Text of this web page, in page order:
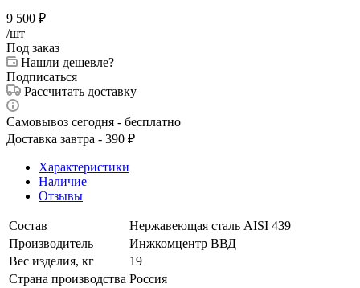
9 500 ₽
/шт
Под заказ
Нашли дешевле?
Подписаться
Рассчитать доставку
Самовывоз сегодня - бесплатно
Доставка завтра - 390 ₽
Характеристики
Наличие
Отзывы
Состав
Нержавеющая сталь AISI 439
Производитель
Инжкомцентр ВВД
Вес изделия, кг
19
Страна производства Россия